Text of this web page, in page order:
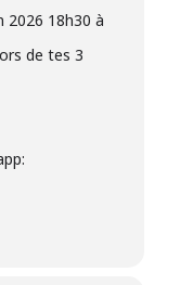
2026 18h30 à
de tes 3